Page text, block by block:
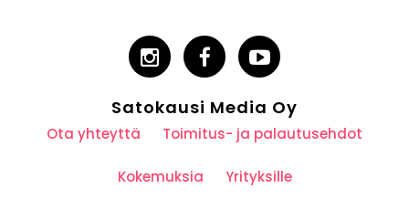
Satokausi Media Oy
Ota yhteyttä Toimitus- ja palautusehdot
Kokemuksia Yrityksille